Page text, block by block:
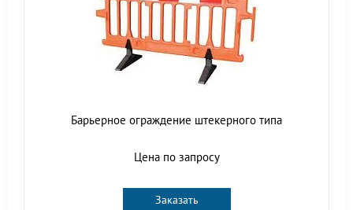
Барьерное ограждение штекерного типа
Цена по запросу
Заказать